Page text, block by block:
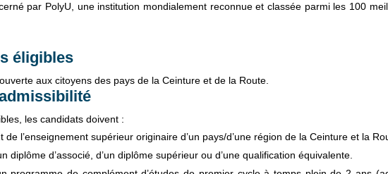
par PolyU, une institution mondialement reconnue et classée parmi les 100
éligibles
aux citoyens des pays de la Ceinture et de la Route.
les candidats doivent :
de l’enseignement supérieur originaire d’un pays/d’une région de la Ceinture et la
diplôme d’associé, d’un diplôme supérieur ou d’une qualification équivalente.